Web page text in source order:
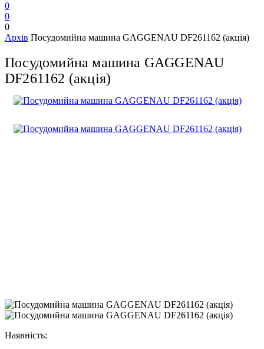
0
0
0
Архів Посудомийна машина GAGGENAU DF261162 (акція)
Посудомийна машина GAGGENAU
DF261162 (акція)
Наявність: